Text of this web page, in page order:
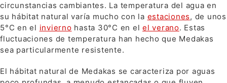
circunstancias cambiantes. La temperatura del agua en
su hábitat natural varía mucho con la estaciones, de unos
5°C en el invierno hasta 30°C en el el verano. Estas
fluctuaciones de temperatura han hecho que Medakas
sea particularmente resistente.
El hábitat natural de Medakas se caracteriza por aguas